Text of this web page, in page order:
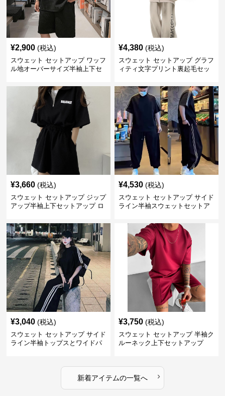
¥2,900 (税込)
スウェット セットアップ ワッフ
ル地オーバーサイズ半袖上下セ
¥4,380 (税込)
スウェット セットアップ グラフ
ィティ文字プリント裏起毛セッ
¥3,660 (税込)
スウェット セットアップ ジップ
アップ半袖上下セットアップ ロ
¥4,530 (税込)
スウェット セットアップ サイド
ライン半袖スウェットセットア
¥3,040 (税込)
スウェット セットアップ サイド
ライン半袖トップスとワイドパ
¥3,750 (税込)
スウェット セットアップ 半袖ク
ルーネック上下セットアップ
新着アイテムの一覧へ ›